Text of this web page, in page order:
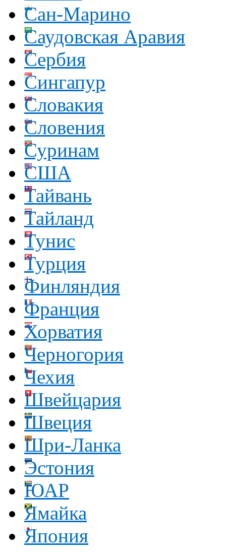
Сан-Марино
Саудовская Аравия
Сербия
Сингапур
Словакия
Словения
Суринам
США
Тайвань
Тайланд
Тунис
Турция
Финляндия
Франция
Хорватия
Черногория
Чехия
Швейцария
Швеция
Шри-Ланка
Эстония
ЮАР
Ямайка
Япония